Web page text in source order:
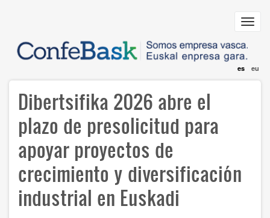
principal
es eu
Dibertsifika 2026 abre el
plazo de presolicitud para
apoyar proyectos de
crecimiento y diversificación
industrial en Euskadi